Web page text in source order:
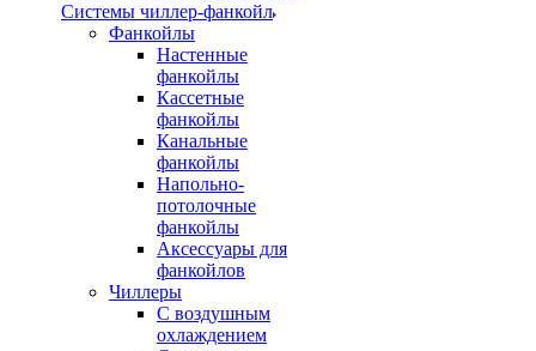
Системы чиллер-фанкойл
Фанкойлы
Настенные
фанкойлы
Кассетные
фанкойлы
Канальные
фанкойлы
Напольно-
потолочные
фанкойлы
Аксессуары для
фанкойлов
Чиллеры
С воздушным
охлаждением